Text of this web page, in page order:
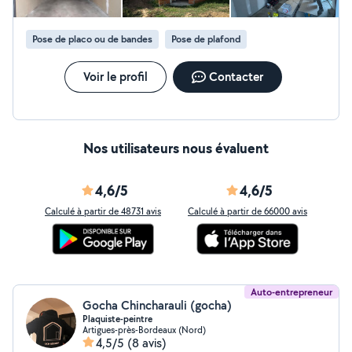
Pose de placo ou de bandes Pose de plafond
Voir le profil Contacter
Nos utilisateurs nous évaluent
4,6/5
Calculé à partir de 48731 avis
4,6/5
Calculé à partir de 66000 avis
Auto-entrepreneur
Gocha Chincharauli (gocha)
Plaquiste-peintre
Artigues-près-Bordeaux (Nord)
4,5/5 (8 avis)